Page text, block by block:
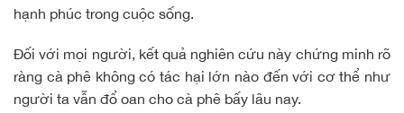
hạnh phúc trong cuộc sống.
Đối với mọi người, kết quả nghiên cứu này chứng minh rõ
ràng cà phê không có tác hại lớn nào đến với cơ thể như
người ta vẫn đổ oan cho cà phê bấy lâu nay.